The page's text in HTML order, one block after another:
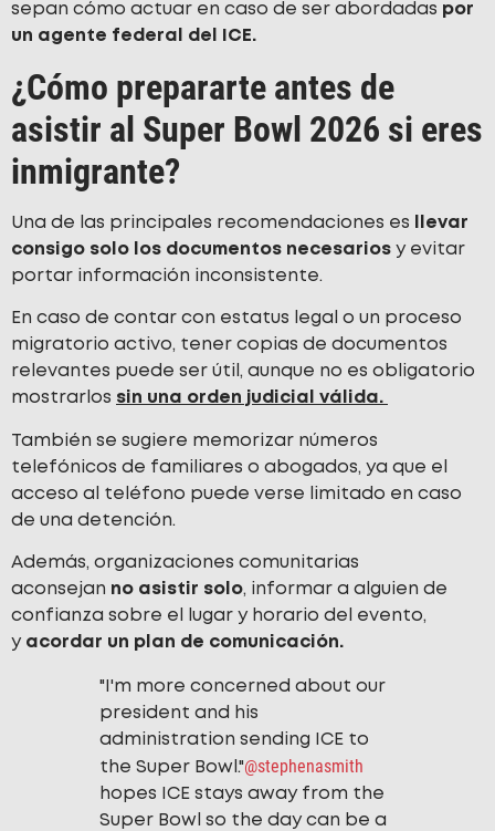
sepan cómo actuar en caso de ser abordadas por
un agente federal del ICE.
¿Cómo prepararte antes de
asistir al Super Bowl 2026 si eres
inmigrante?
Una de las principales recomendaciones es
llevar
consigo solo los documentos necesarios y evitar
portar información inconsistente.
En caso de contar con estatus legal o un proceso
migratorio activo, tener copias de documentos
relevantes puede ser útil, aunque no es obligatorio
mostrarlos sin una orden judicial válida.
También se sugiere memorizar números
telefónicos de familiares o abogados, ya que el
acceso al teléfono puede verse limitado en caso
de una detención.
Además, organizaciones comunitarias
aconsejan no asistir solo, informar a alguien de
confianza sobre el lugar y horario del evento,
y acordar un plan de comunicación.
"I'm more concerned about our
president and his
administration sending ICE to
the Super Bowl."@stephenasmith
hopes ICE stays away from the
Super Bowl so the day can be a